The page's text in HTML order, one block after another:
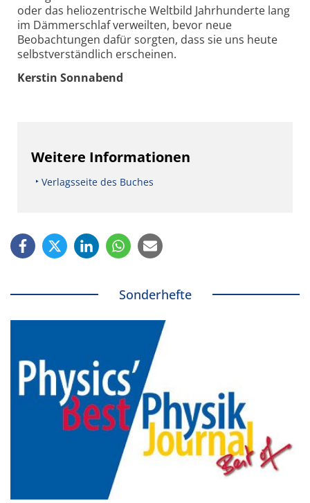
oder das heliozentrische Weltbild Jahrhunderte lang
im Dämmerschlaf verweilten, bevor neue
Beobachtungen dafür sorgten, dass sie uns heute
selbst­verständlich erscheinen.
Kerstin Sonnabend
Weitere Informationen
Verlagsseite des Buches
Sonderhefte